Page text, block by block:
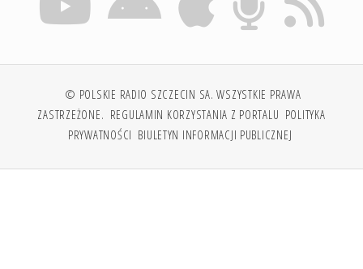
© POLSKIE RADIO SZCZECIN SA. WSZYSTKIE PRAWA
ZASTRZEŻONE. REGULAMIN KORZYSTANIA Z PORTALU POLITYKA
PRYWATNOŚCI BIULETYN INFORMACJI PUBLICZNEJ